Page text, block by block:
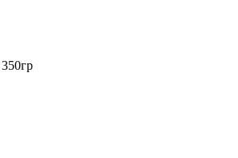
350гр